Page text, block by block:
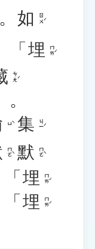
。 如 ㄖㄨˊ
「 埋 ㄇㄞˊ
ㄘㄤˊ
。
ㄩˋ 集 ㄐㄧˊ
ㄇㄛˋ 默 ㄇㄛˋ
「 埋 ㄇㄞˊ
埋 ㄇㄞˊ